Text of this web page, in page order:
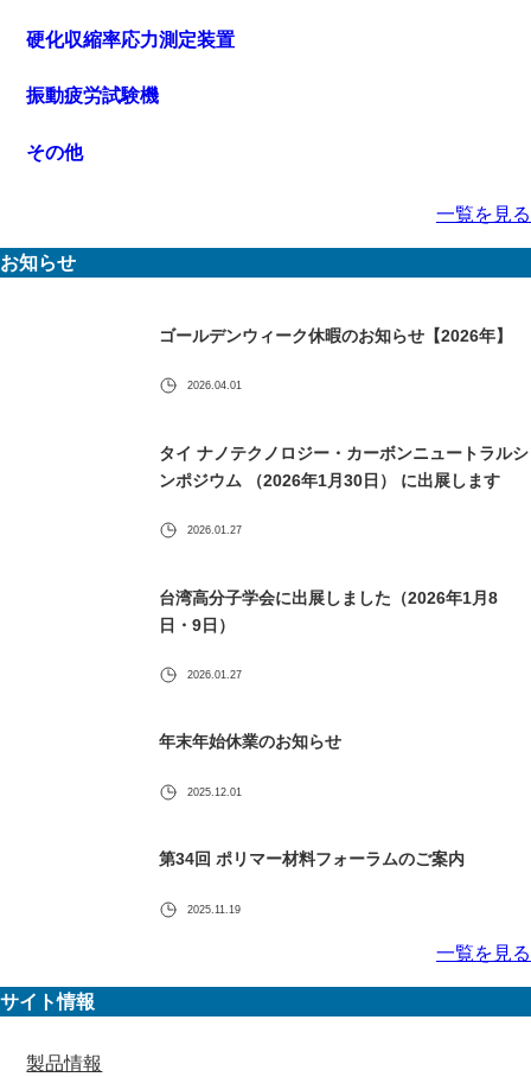
硬化収縮率応力測定装置
振動疲労試験機
その他
一覧を見る
お知らせ
ゴールデンウィーク休暇のお知らせ【2026年】
2026.04.01
タイ ナノテクノロジー・カーボンニュートラルシ
ンポジウム （2026年1月30日） に出展します
2026.01.27
台湾高分子学会に出展しました（2026年1月8
日・9日）
2026.01.27
年末年始休業のお知らせ
2025.12.01
第34回 ポリマー材料フォーラムのご案内
2025.11.19
一覧を見る
サイト情報
製品情報